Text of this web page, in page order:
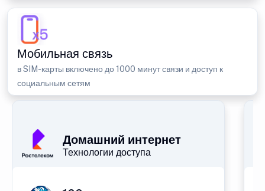
Мобильная связь
в SIM-карты включено до 1000 минут связи и доступ к
социальным сетям
Домашний интернет
Технологии доступа